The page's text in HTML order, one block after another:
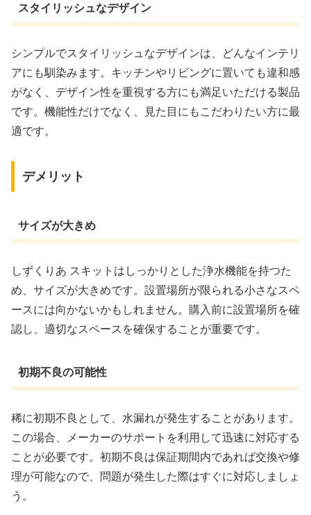
スタイリッシュなデザイン
シンプルでスタイリッシュなデザインは、どんなインテリ
アにも馴染みます。キッチンやリビングに置いても違和感
がなく、デザイン性を重視する方にも満足いただける製品
です。機能性だけでなく、見た目にもこだわりたい方に最
適です。
デメリット
サイズが大きめ
しずくりあ スキットはしっかりとした浄水機能を持つた
め、サイズが大きめです。設置場所が限られる小さなスペ
ースには向かないかもしれません。購入前に設置場所を確
認し、適切なスペースを確保することが重要です。
初期不良の可能性
稀に初期不良として、水漏れが発生することがあります。
この場合、メーカーのサポートを利用して迅速に対応する
ことが必要です。初期不良は保証期間内であれば交換や修
理が可能なので、問題が発生した際はすぐに対応しましょ
う。